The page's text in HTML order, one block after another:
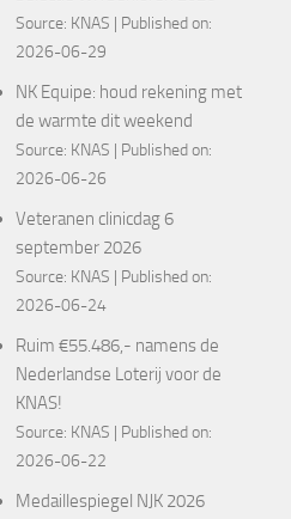
Source: KNAS
Published on:
2026-06-29
NK Equipe: houd rekening met
de warmte dit weekend
Source: KNAS
Published on:
2026-06-26
Veteranen clinicdag 6
september 2026
Source: KNAS
Published on:
2026-06-24
Ruim €55.486,- namens de
Nederlandse Loterij voor de
KNAS!
Source: KNAS
Published on:
2026-06-22
Medaillespiegel NJK 2026